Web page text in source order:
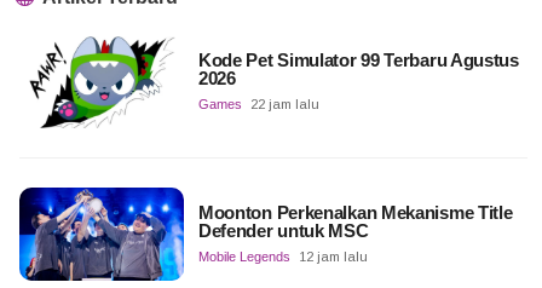
Kode Pet Simulator 99 Terbaru Agustus
2026
Games 22 jam lalu
Moonton Perkenalkan Mekanisme Title
Defender untuk MSC
Mobile Legends 12 jam lalu